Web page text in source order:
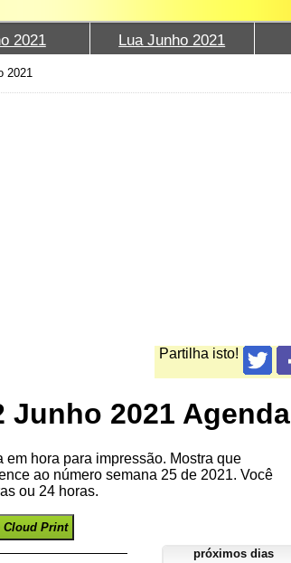
2021 Lua Junho 2021
2021
Partilha isto!
Junho 2021 Agenda
em hora para impressão. Mostra que
ao número semana 25 de 2021. Você
ou 24 horas.
Cloud Print
próximos dias